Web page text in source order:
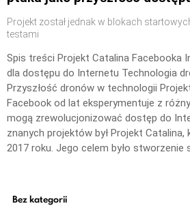
Projekt został jednak w blokach
testami
Spis treści Projekt Catalina Facebooka
dla dostępu do Internetu Technologia
Przyszłość dronów w technologii
Facebook od lat eksperymentuje z
mogą zrewolucjonizować dostęp do
znanych projektów był Projekt
2017 roku. Jego celem było stworzenie
Bez kategorii